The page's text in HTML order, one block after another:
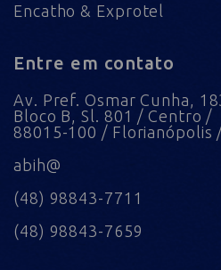
Encatho & Exprotel
Entre em contato
Av. Pref. Osmar Cunha,
Bloco B, Sl. 801 / Centro /
88015-100 / Florianópolis /
abih@
(48) 98843-7711
(48) 98843-7659